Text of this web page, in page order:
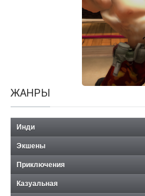
Days of
ЖАНРЫ
Инди
Экшены
Приключения
Казуальная